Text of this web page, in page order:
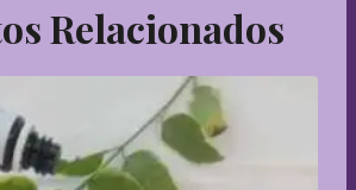
Relacionados